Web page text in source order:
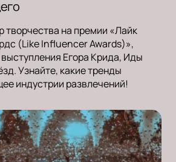
творчества на премии «Лайк
(Like Influencer Awards)»,
Егора Крида, Иды
Узнайте, какие тренды
индустрии развлечений!